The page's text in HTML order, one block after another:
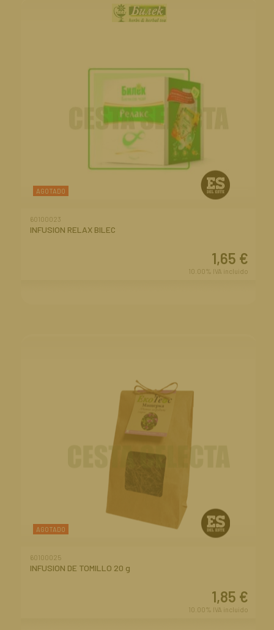
AGOTADO
60100023
INFUSION RELAX BILEC
1,65 €
10.00% IVA incluido
AGOTADO
60100025
INFUSION DE TOMILLO 20 g
1,85 €
10.00% IVA incluido